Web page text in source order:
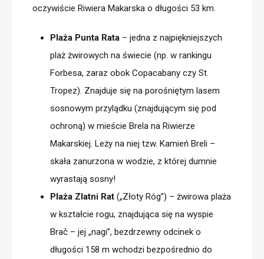
oczywiście Riwiera Makarska o długości 53 km.
Plaża Punta Rata – jedna z najpiękniejszych
plaż żwirowych na świecie (np. w rankingu
Forbesa, zaraz obok Copacabany czy St.
Tropez). Znajduje się na porośniętym lasem
sosnowym przylądku (znajdującym się pod
ochroną) w mieście Brela na Riwierze
Makarskiej. Leży na niej tzw. Kamień Breli –
skała zanurzona w wodzie, z której dumnie
wyrastają sosny!
Plaża Zlatni Rat („Złoty Róg”­) – żwirowa plaża
w kształcie rogu, znajdująca się na wyspie
Brač – jej „nagi”, bezdrzewny odcinek o
długości 158 m wchodzi bezpośrednio do